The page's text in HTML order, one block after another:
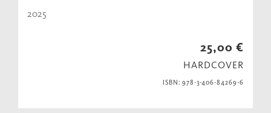
2025
25,00 €
HARDCOVER
ISBN: 978-3-406-84269-6